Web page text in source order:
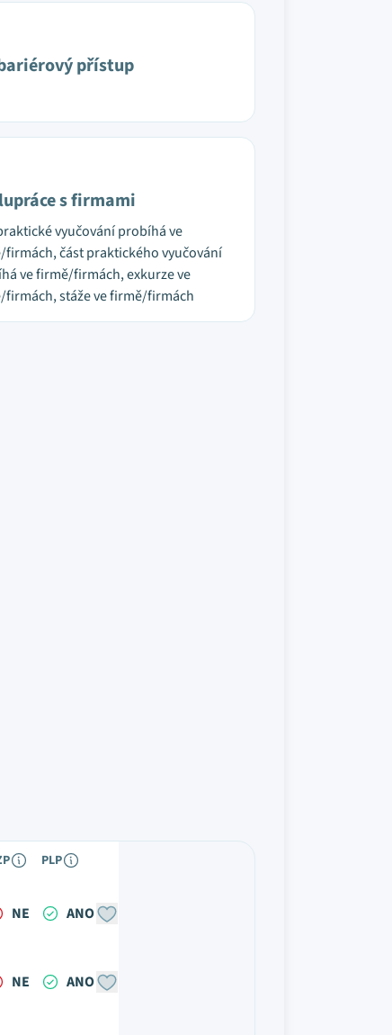
přístup
s firmami
vyučování probíhá ve
část praktického vyučování
ve firmě/firmách, exkurze ve
stáže ve firmě/firmách
PLP
NE ANO
NE ANO